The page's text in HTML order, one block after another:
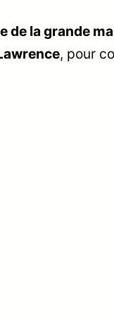
de la grande
, pour